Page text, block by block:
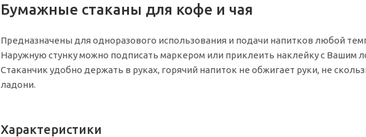
Бумажные стаканы для кофе и чая
Предназначены для одноразового использования и подачи напитков любой
Наружную стунку можно подписать маркером или приклеить наклейку с Вашим
Стаканчик удобно держать в руках, горячий напиток не обжигает руки, не
ладони.
Характеристики